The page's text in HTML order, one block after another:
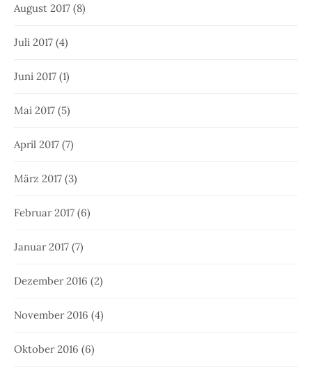
August 2017 (8)
Juli 2017 (4)
Juni 2017 (1)
Mai 2017 (5)
April 2017 (7)
März 2017 (3)
Februar 2017 (6)
Januar 2017 (7)
Dezember 2016 (2)
November 2016 (4)
Oktober 2016 (6)